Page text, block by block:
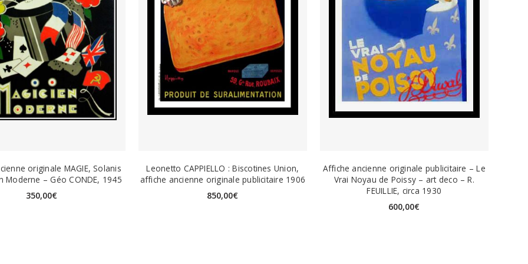
originale MAGIE, Solanis
Moderne – Géo CONDE, 1945
350,00€
Leonetto CAPPIELLO : Biscotines Union,
affiche ancienne originale publicitaire 1906
850,00€
Affiche ancienne originale publicitaire – Le
Vrai Noyau de Poissy – art deco – R.
FEUILLIE, circa 1930
600,00€